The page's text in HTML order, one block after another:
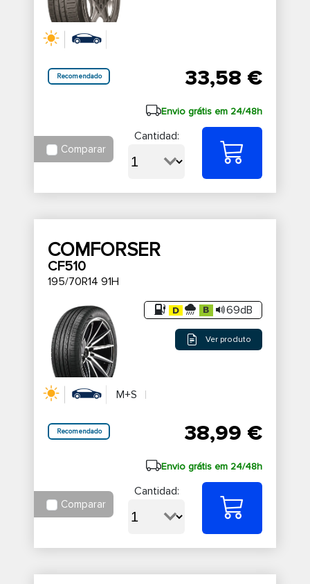
Recomendado 33,58 €
Envio grátis em 24/48h
Comparar
Cantidad:
COMFORSER
CF510
195/70R14 91H
69dB
Ver produto
M+S
Recomendado 38,99 €
Envio grátis em 24/48h
Comparar
Cantidad: